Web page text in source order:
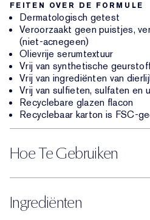
FEITEN OVER DE FORMULE
Dermatologisch getest
Veroorzaakt geen puistjes,
(niet-acnegeen)
Olievrije serumtextuur
Vrij van synthetische
Vrij van ingrediënten van
Vrij van sulfieten, sulfaten en
Recyclebare glazen flacon
Recyclebaar karton is FSC-
Hoe Te Gebruiken
Ingrediënten